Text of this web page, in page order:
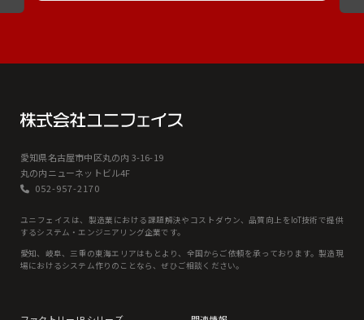
愛知県名古屋市中区丸の内 3-16-19
丸の内ニューネットビル4F
052-957-2170
ユニフェイスは、製造業における課題解決やコストダウン、品質向上をIoT技術で提供
するシステム・エンジニアリング企業です。
愛知、岐⾩、三重の東海エリアはもとより、全国からご依頼を承っております。製造現
場におけるシステム作りのことなら、ぜひご相談ください。